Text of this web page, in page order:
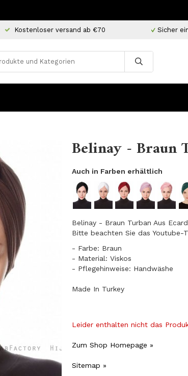
Kostenloser versand ab €70 Sicher
Belinay - Braun
Auch in Farben erhältlich
Belinay - Braun Turban Aus
Bitte beachten Sie das Youtube-
- Farbe: Braun
- Material: Viskos
- Pflegehinweise: Handwäshe
Made In Turkey
Leider enthalten nicht das
Zum Shop Homepage »
Sitemap »